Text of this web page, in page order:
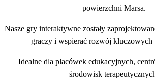
powierzchni Marsa.
Nasze gry interaktywne zostały
graczy i wspierać rozwój kluczowych
Idealne dla placówek edukacyjnych,
środowisk